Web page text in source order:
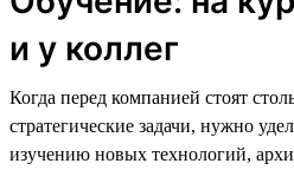
и у коллег
Когда перед компанией стоят
стратегические задачи, нужно
изучению новых технологий,